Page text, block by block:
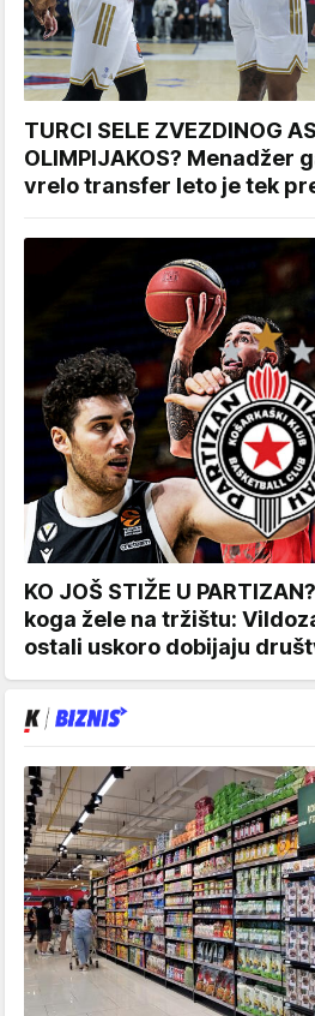
TURCI SELE ZVEZDINOG
OLIMPIJAKOS? Menadžer
vrelo transfer leto je tek
KO JOŠ STIŽE U
koga žele na tržištu:
ostali uskoro dobijaju